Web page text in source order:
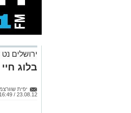
ירושלים נט
בלוג
יפית
23.08.12 / 16:49